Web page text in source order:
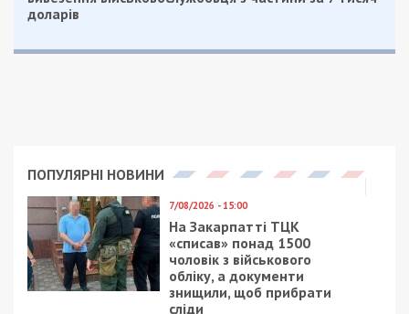
доларів
ПОПУЛЯРНІ НОВИНИ
7/08/2026 - 15:00
На Закарпатті ТЦК
«списав» понад 1500
чоловік з військового
обліку, а документи
знищили, щоб прибрати
сліди